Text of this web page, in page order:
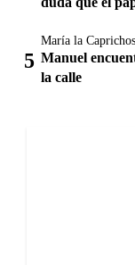
María la
Manuel
la calle